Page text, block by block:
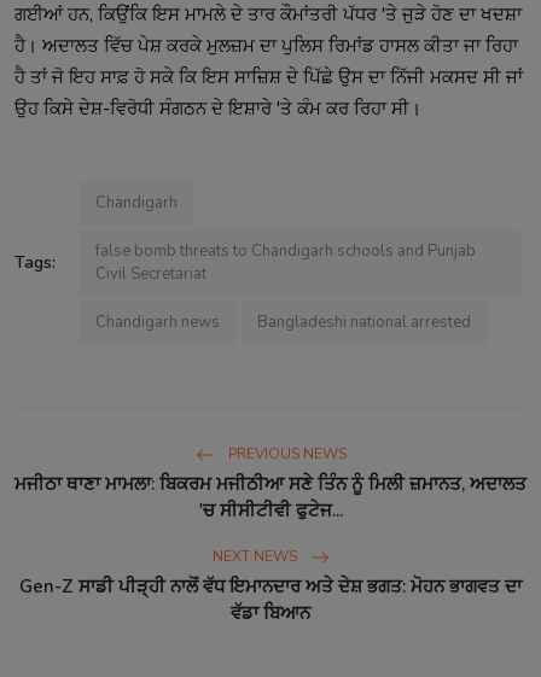
ਗਈਆਂ ਹਨ, ਕਿਉਂਕਿ ਇਸ ਮਾਮਲੇ ਦੇ ਤਾਰ ਕੌਮਾਂਤਰੀ ਪੱਧਰ 'ਤੇ ਜੁੜੇ ਹੋਣ ਦਾ ਖਦਸ਼ਾ
ਹੈ। ਅਦਾਲਤ ਵਿੱਚ ਪੇਸ਼ ਕਰਕੇ ਮੁਲਜ਼ਮ ਦਾ ਪੁਲਿਸ ਰਿਮਾਂਡ ਹਾਸਲ ਕੀਤਾ ਜਾ ਰਿਹਾ
ਹੈ ਤਾਂ ਜੋ ਇਹ ਸਾਫ਼ ਹੋ ਸਕੇ ਕਿ ਇਸ ਸਾਜ਼ਿਸ਼ ਦੇ ਪਿੱਛੇ ਉਸ ਦਾ ਨਿੱਜੀ ਮਕਸਦ ਸੀ ਜਾਂ
ਉਹ ਕਿਸੇ ਦੇਸ਼-ਵਿਰੋਧੀ ਸੰਗਠਨ ਦੇ ਇਸ਼ਾਰੇ 'ਤੇ ਕੰਮ ਕਰ ਰਿਹਾ ਸੀ।
Tags:
Chandigarh
false bomb threats to Chandigarh schools and Punjab
Civil Secretariat
Chandigarh news Bangladeshi national arrested
PREVIOUS NEWS
ਮਜੀਠਾ ਥਾਣਾ ਮਾਮਲਾ: ਬਿਕਰਮ ਮਜੀਠੀਆ ਸਣੇ ਤਿੰਨ ਨੂੰ ਮਿਲੀ ਜ਼ਮਾਨਤ, ਅਦਾਲਤ
'ਚ ਸੀਸੀਟੀਵੀ ਫੁਟੇਜ...
NEXT NEWS
Gen-Z ਸਾਡੀ ਪੀੜ੍ਹੀ ਨਾਲੋਂ ਵੱਧ ਇਮਾਨਦਾਰ ਅਤੇ ਦੇਸ਼ ਭਗਤ: ਮੋਹਨ ਭਾਗਵਤ ਦਾ
ਵੱਡਾ ਬਿਆਨ